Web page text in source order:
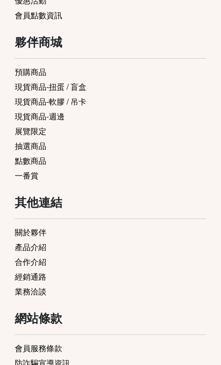
會員點數資訊
夥伴商城
預購商品
現貨商品-扭蛋 / 盲盒
現貨商品-軟膠 / 吊卡
現貨商品-週邊
展覽限定
抽選商品
點數商品
一番賞
其他連結
關於夥伴
產品介紹
合作介紹
經銷通路
業務洽談
網站條款
會員服務條款
防詐騙宣導資訊